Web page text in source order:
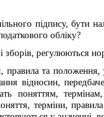
підпису, бути
обліку?
зборів, регулюються
та положення,
відносин,
поняттям,
терміни,